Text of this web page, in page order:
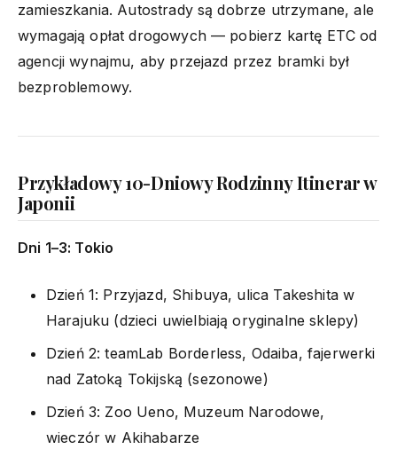
zamieszkania. Autostrady są dobrze utrzymane, ale
wymagają opłat drogowych — pobierz kartę ETC od
agencji wynajmu, aby przejazd przez bramki był
bezproblemowy.
Przykładowy 10-Dniowy Rodzinny Itinerar w
Japonii
Dni 1–3: Tokio
Dzień 1: Przyjazd, Shibuya, ulica Takeshita w
Harajuku (dzieci uwielbiają oryginalne sklepy)
Dzień 2: teamLab Borderless, Odaiba, fajerwerki
nad Zatoką Tokijską (sezonowe)
Dzień 3: Zoo Ueno, Muzeum Narodowe,
wieczór w Akihabarze